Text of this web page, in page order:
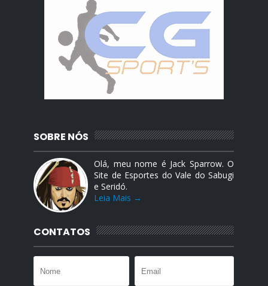
SOBRE NÓS
Olá, meu nome é Jack Sparrow. O
Site de Esportes do Vale do Sabugi
e Seridó.
Leia Mais →
CONTATOS